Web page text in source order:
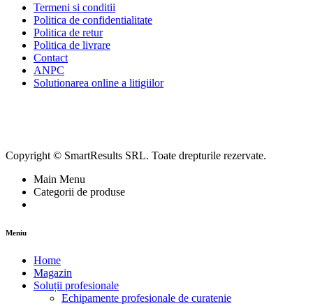
Termeni si conditii
Politica de confidentialitate
Politica de retur
Politica de livrare
Contact
ANPC
Solutionarea online a litigiilor
Copyright © SmartResults SRL. Toate drepturile rezervate.
Main Menu
Categorii de produse
Meniu
Home
Magazin
Soluții profesionale
Echipamente profesionale de curatenie